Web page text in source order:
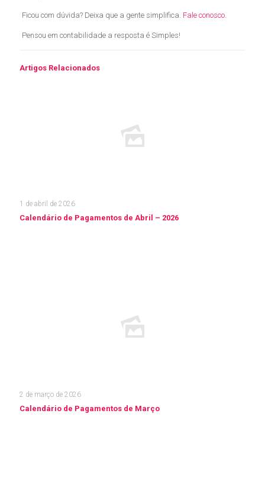
Ficou com dúvida? Deixa que a gente simplifica. Fale conosco.
Pensou em contabilidade a resposta é Simples!
Artigos Relacionados
1 de abril de 2026
Calendário de Pagamentos de Abril – 2026
2 de março de 2026
Calendário de Pagamentos de Março